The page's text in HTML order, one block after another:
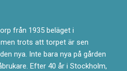
från 1935 beläget i
trots att torpet är sen
nya. Inte bara nya på gården
Efter 40 år i Stockholm,